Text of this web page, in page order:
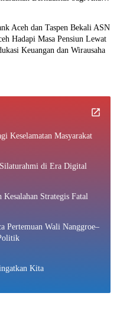
Ekonomi
Aceh dan Taspen Bekali ASN
Hadapi Masa Pensiun Lewat
Keuangan dan Wirausaha
Keselamatan Masyarakat
di Era Digital
Kesalahan Strategis Fatal
Pertemuan Wali Nanggroe–
Kita